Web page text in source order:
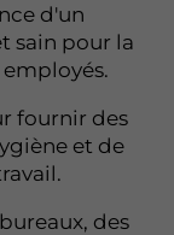
d'un
sain pour la
fournir des
et de
des